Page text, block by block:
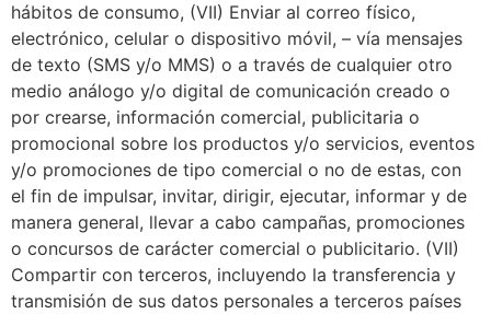
hábitos de consumo, (VII) Enviar al correo físico,
electrónico, celular o dispositivo móvil, – vía mensajes
de texto (SMS y/o MMS) o a través de cualquier otro
medio análogo y/o digital de comunicación creado o
por crearse, información comercial, publicitaria o
promocional sobre los productos y/o servicios, eventos
y/o promociones de tipo comercial o no de estas, con
el fin de impulsar, invitar, dirigir, ejecutar, informar y de
manera general, llevar a cabo campañas, promociones
o concursos de carácter comercial o publicitario. (VII)
Compartir con terceros, incluyendo la transferencia y
transmisión de sus datos personales a terceros países